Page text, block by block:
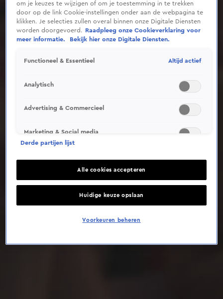
Deze video is niet beschikbaar op je huidige locatie
om je keuzes te wijzigen of om je toestemming in te trekken
door op de link Cookie-instellingen onder aan de webpagina te
klikken. Je selecties zullen overal binnen onze Digitale Diensten
worden doorgevoerd.
Raadpleeg onze Cookieverklaring voor
meer informatie.
Bekijk hier onze Digitale Diensten.
Functioneel & Essentieel Altijd actief
Analytisch
Advertising & Commercieel
Marketing & Social media
Derde partijen lijst
Alle cookies accepteren
Huidige keuze opslaan
Voorkeuren beheren